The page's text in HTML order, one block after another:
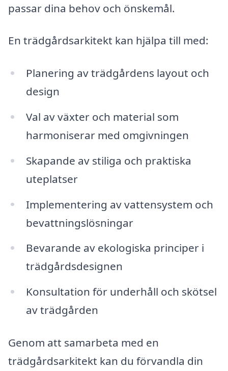
passar dina behov och önskemål.
En trädgårdsarkitekt kan hjälpa till med:
Planering av trädgårdens layout och
design
Val av växter och material som
harmoniserar med omgivningen
Skapande av stiliga och praktiska
uteplatser
Implementering av vattensystem och
bevattningslösningar
Bevarande av ekologiska principer i
trädgårdsdesignen
Konsultation för underhåll och skötsel
av trädgården
Genom att samarbeta med en
trädgårdsarkitekt kan du förvandla din